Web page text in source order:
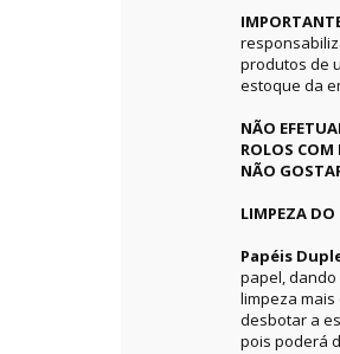
produtos de
estoque da
NÃO
ROLOS COM
NÃO
LIMPEZA
Papéis
papel, dando
limpeza
desbotar a
pois poderá